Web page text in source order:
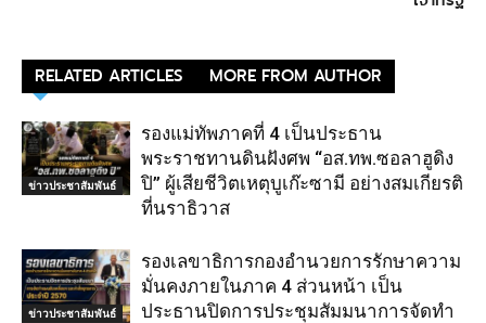
RELATED ARTICLES MORE FROM AUTHOR
ข่าวประชาสัมพันธ์
รองแม่ทัพภาคที่ 4 เป็นประธาน
พระราชทานดินฝังศพ “อส.ทพ.ซอลาฮูดิง
ปิ” ผู้เสียชีวิตเหตุบูเก๊ะซามี อย่างสมเกียรติ
ที่นราธิวาส
ข่าวประชาสัมพันธ์
รองเลขาธิการกองอำนวยการรักษาความ
มั่นคงภายในภาค 4 ส่วนหน้า เป็น
ประธานปิดการประชุมสัมมนาการจัดทำ